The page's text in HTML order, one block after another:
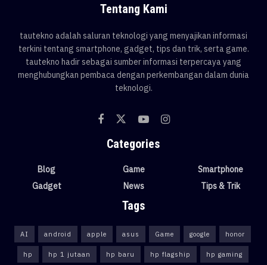
Tentang Kami
tautekno adalah saluran teknologi yang menyajikan informasi
terkini tentang smartphone, gadget, tips dan trik, serta game.
tautekno hadir sebagai sumber informasi terpercaya yang
menghubungkan pembaca dengan perkembangan dalam dunia
teknologi.
Categories
Blog
Gadget
Game
News
Smartphone
Tips & Trik
Tags
AI android apple asus Game google honor
hp hp 1 jutaan hp baru hp flagship hp gaming